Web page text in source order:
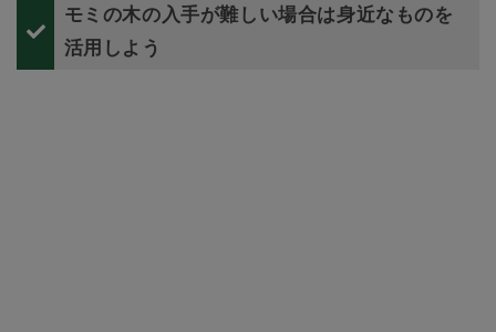
モミの木の入手が難しい場合は身近なものを
活用しよう